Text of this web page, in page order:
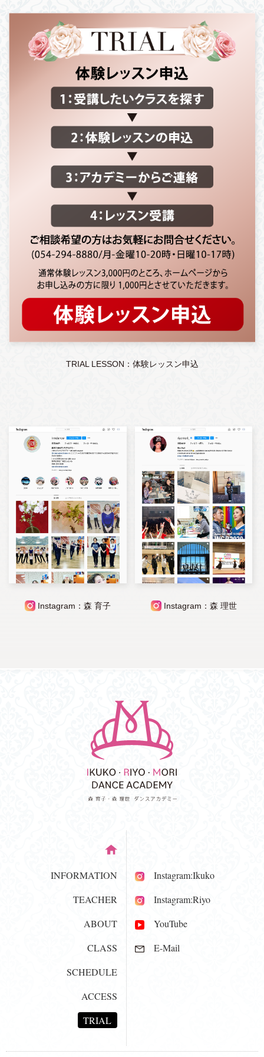
TRIAL LESSON：体験レッスン申込
Instagram：森 育子 Instagram：森 理世
INFORMATION
TEACHER
ABOUT
CLASS
SCHEDULE
ACCESS
TRIAL
Instagram:Ikuko
Instagram:Riyo
YouTube
E-Mail